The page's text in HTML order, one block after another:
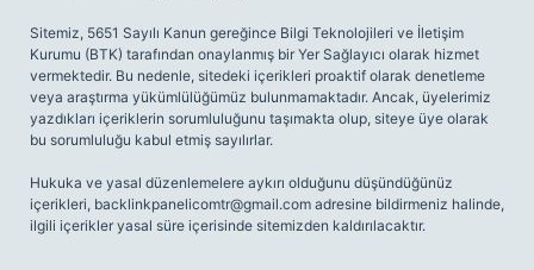
Sitemiz, 5651 Sayılı Kanun gereğince Bilgi Teknolojileri ve İletişim
Kurumu (BTK) tarafından onaylanmış bir Yer Sağlayıcı olarak hizmet
vermektedir. Bu nedenle, sitedeki içerikleri proaktif olarak denetleme
veya araştırma yükümlülüğümüz bulunmamaktadır. Ancak, üyelerimiz
yazdıkları içeriklerin sorumluluğunu taşımakta olup, siteye üye olarak
bu sorumluluğu kabul etmiş sayılırlar.
Hukuka ve yasal düzenlemelere aykırı olduğunu düşündüğünüz
içerikleri, backlinkpanelicomtr@gmail.com adresine bildirmeniz halinde,
ilgili içerikler yasal süre içerisinde sitemizden kaldırılacaktır.